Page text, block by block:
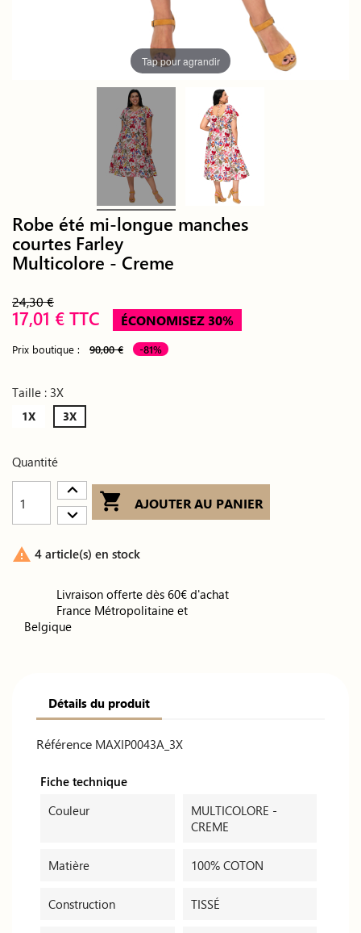
Tap pour agrandir
Robe été mi-longue manches
courtes Farley
Multicolore - Creme
24,30 €
17,01 € TTC ÉCONOMISEZ 30%
Prix boutique : 90,00 € -81%
Taille : 3X
1X 3X
Quantité
 AJOUTER AU PANIER
 4 article(s) en stock
Livraison offerte dès 60€ d'achat
France Métropolitaine et
Belgique
Détails du produit
Référence MAXIP0043A_3X
Fiche technique
Couleur
MULTICOLORE -
CREME
Matière 100% COTON
Construction TISSÉ